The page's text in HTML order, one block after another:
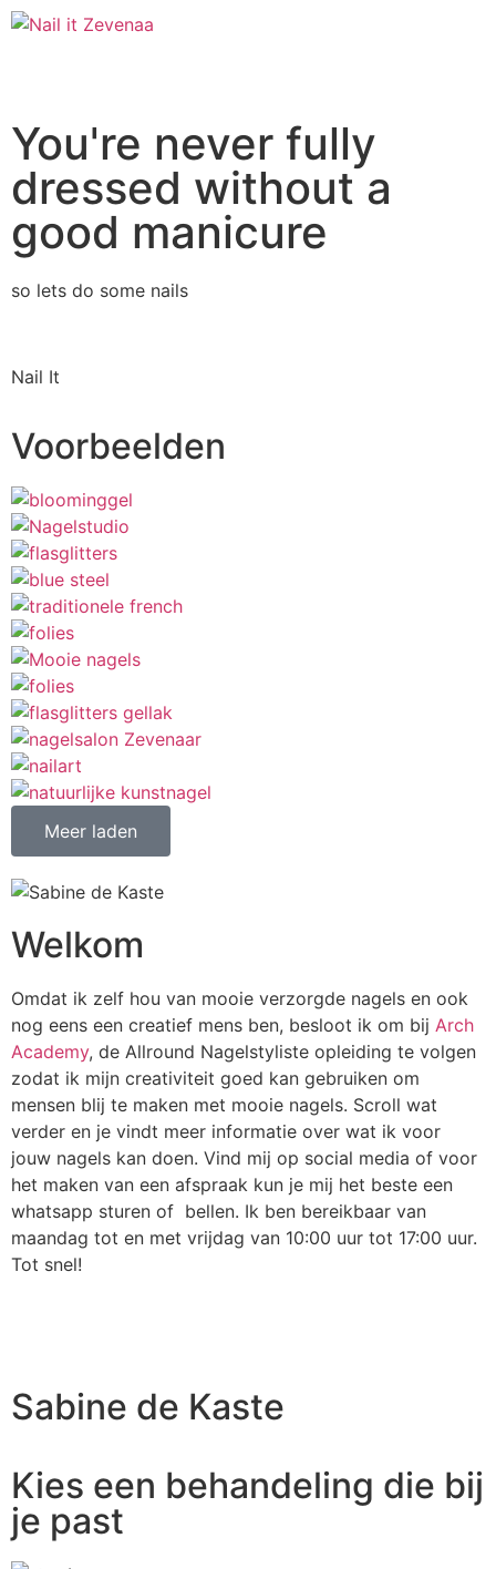
You're never fully
dressed without a
good manicure
so lets do some nails
Nail It
Voorbeelden
Meer laden
Welkom
Omdat ik zelf hou van mooie verzorgde nagels en ook
nog eens een creatief mens ben, besloot ik om bij Arch
Academy, de Allround Nagelstyliste opleiding te volgen
zodat ik mijn creativiteit goed kan gebruiken om
mensen blij te maken met mooie nagels. Scroll wat
verder en je vindt meer informatie over wat ik voor
jouw nagels kan doen. Vind mij op social media of voor
het maken van een afspraak kun je mij het beste een
whatsapp sturen of bellen. Ik ben bereikbaar van
maandag tot en met vrijdag van 10:00 uur tot 17:00 uur.
Tot snel!
Sabine de Kaste
Kies een behandeling die bij
je past